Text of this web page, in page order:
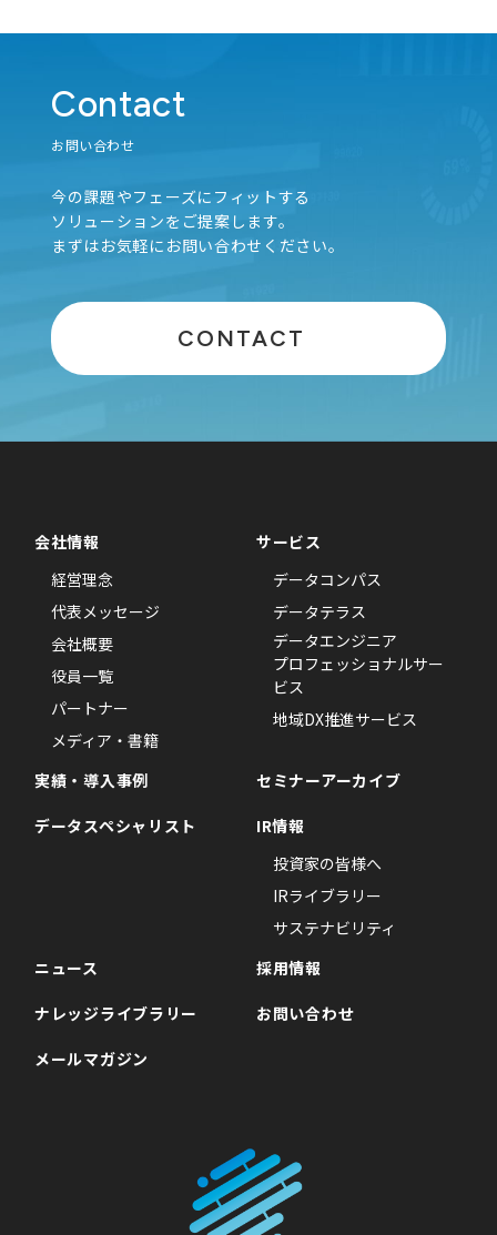
Contact
お問い合わせ
今の課題やフェーズにフィットする
ソリューションをご提案します。
まずはお気軽にお問い合わせください。
CONTACT
会社情報
経営理念
代表メッセージ
会社概要
役員一覧
パートナー
メディア・書籍
サービス
データコンパス
データテラス
データエンジニア
プロフェッショナルサー
ビス
地域DX推進サービス
実績・導入事例 セミナーアーカイブ
データスペシャリスト
IR情報
投資家の皆様へ
IRライブラリー
サステナビリティ
ニュース
採用情報
ナレッジライブラリー お問い合わせ
メールマガジン